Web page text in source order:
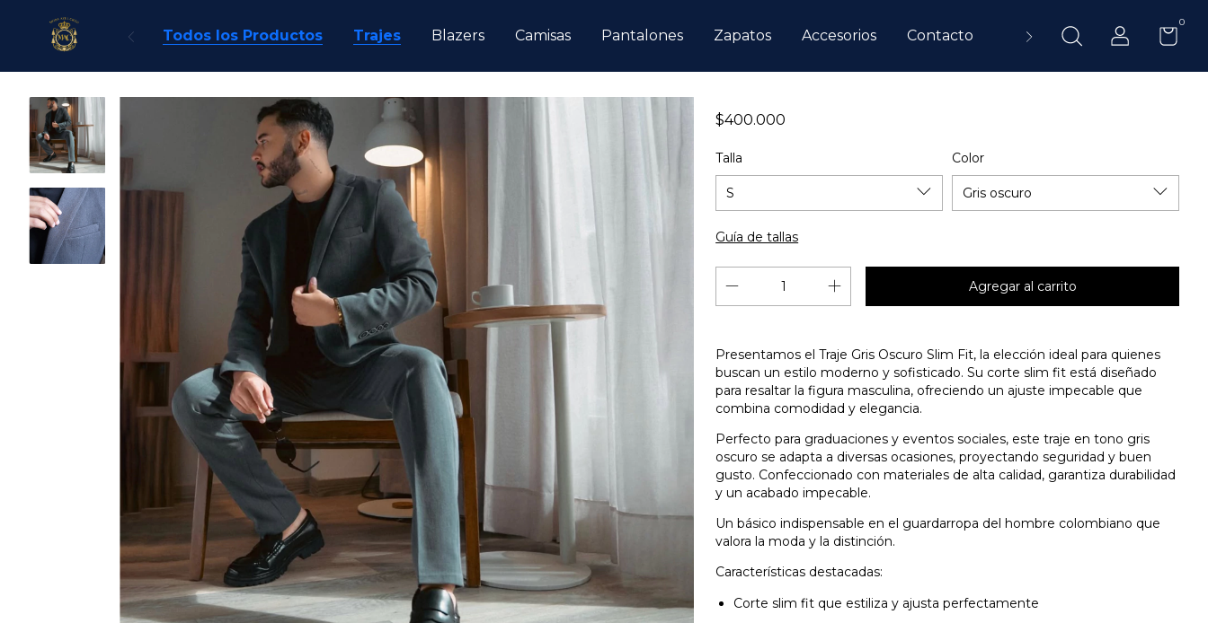
Todos los Productos Trajes Blazers Camisas Pantalones Zapatos Accesorios Contacto Blog
0
$400.000
Talla Color
Guía de tallas
Presentamos el Traje Gris Oscuro Slim Fit, la elección ideal para quienes
buscan un estilo moderno y sofisticado. Su corte slim fit está diseñado
para resaltar la figura masculina, ofreciendo un ajuste impecable que
combina comodidad y elegancia.
Perfecto para graduaciones y eventos sociales, este traje en tono gris
oscuro se adapta a diversas ocasiones, proyectando seguridad y buen
gusto. Confeccionado con materiales de alta calidad, garantiza durabilidad
y un acabado impecable.
Un básico indispensable en el guardarropa del hombre colombiano que
valora la moda y la distinción.
Características destacadas:
Corte slim fit que estiliza y ajusta perfectamente